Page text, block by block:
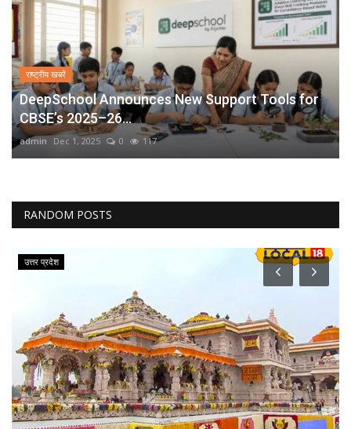
राष्ट्रीय खबरें
DeepSchool Announces New Support Tools for
CBSE’s 2025–26...
admin Dec 1, 2025 0 117
RANDOM POSTS
उत्तर प्रदेश